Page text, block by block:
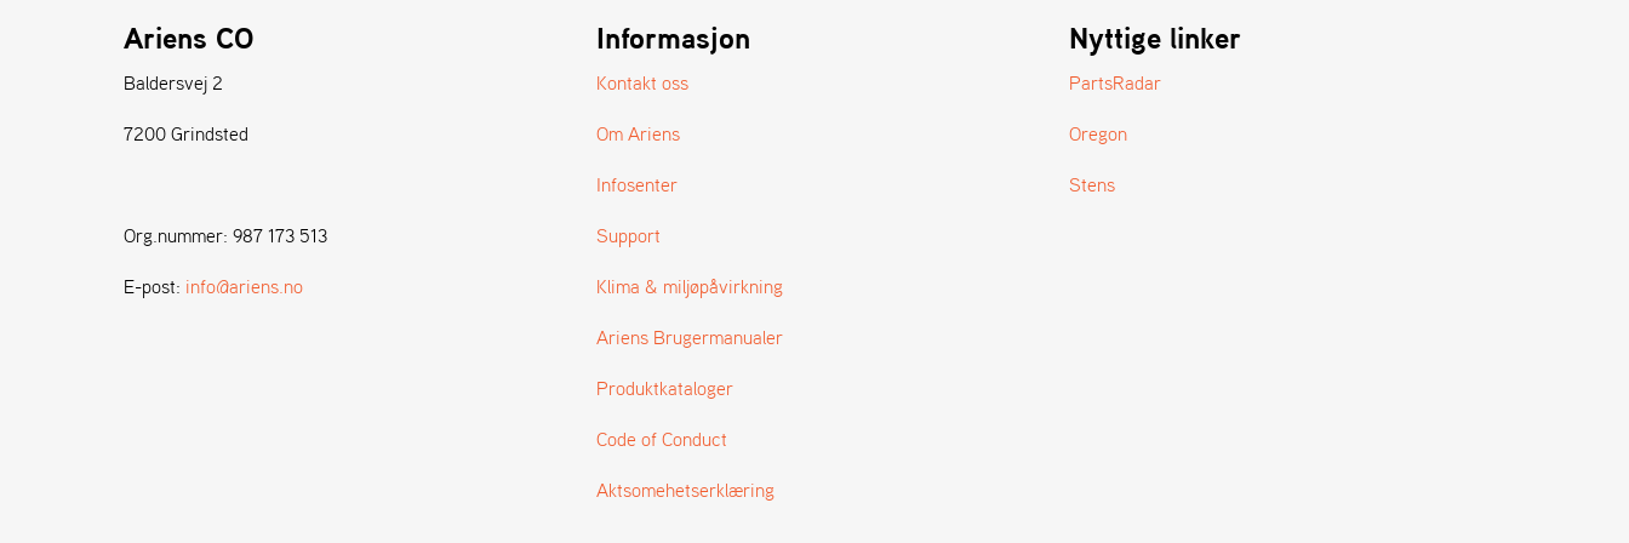
Ariens CO
Baldersvej 2
7200 Grindsted
Org.nummer: 987 173 513
E-post: info@ariens.no
Informasjon
Kontakt oss
Om Ariens
Infosenter
Support
Klima & miljøpåvirkning
Ariens Brugermanualer
Produktkataloger
Code of Conduct
Aktsomehetserklæring
Nyttige linker
PartsRadar
Oregon
Stens